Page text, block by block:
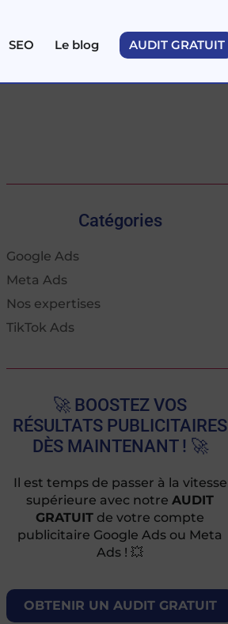
SEO Le blog AUDIT GRATUIT
Catégories
Google Ads
Meta Ads
Nos expertises
TikTok Ads
🚀 BOOSTEZ VOS
RÉSULTATS PUBLICITAIRES
DÈS MAINTENANT ! 🚀
Il est temps de passer à la vitesse
supérieure avec notreAUDIT
GRATUIT de votre compte
publicitaire Google Ads ou Meta
Ads ! 💥
OBTENIR UN AUDIT GRATUIT